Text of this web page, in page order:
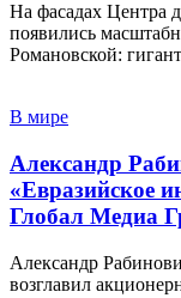
На фасадах Центра
появились
Романовской:
В мире
Александр
«Евразийское
Глобал Медиа
Александр
возглавил